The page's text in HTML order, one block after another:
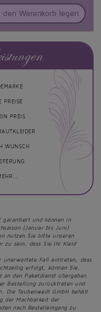
den Warenkorb legen
PREISE
PREIS
WUNSCH
garantiert und können in
(Januar bis Juni)
nutzen Sie bitte unseren
zu sein, dass Sie Ihr Kleid
unerwartete Fall eintreten, dass
erfolgt, können Sie,
den Paketdienst übergeben
Bestellung zurücktreten und
Die Taubenweiß GmbH behält
der Machbarkeit der
nach Bestelleingang zu